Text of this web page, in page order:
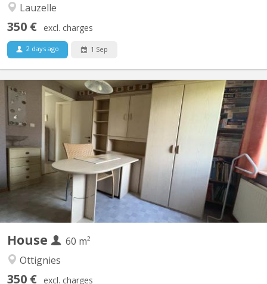
Lauzelle
350 € excl. charges
2 days ago 1 Sep
House
60 m²
Ottignies
350 € excl. charges
KV 2089
Chambre individuelle Cuisine et salle de bain commune